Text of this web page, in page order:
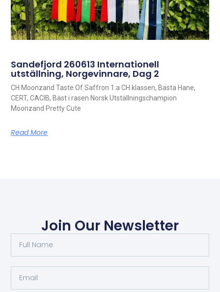
Sandefjord 260613 Internationell
utställning, Norgevinnare, Dag 2
CH Moonzand Taste Of Saffron 1:a CH klassen, Bästa Hane,
CERT, CACIB, Bäst i rasen Norsk Utställningschampion
Moonzand Pretty Cute
Read More
Join Our Newsletter